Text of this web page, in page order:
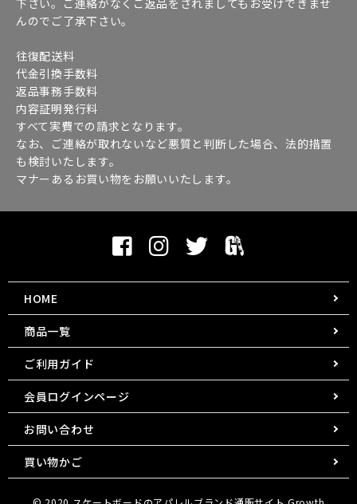
下さい。ご連絡がなくご返品をされましてもお受けできませ
んのでご了承下さい。
往復配送料
代金引換手数料
返品事務手数料
内容証明発行料
すべて実費での請求となります。
なお、ご連絡が取れないなど悪質と判断した場合、法的措置
も検討いたします。
マナーあるお買い物をお願いいたします。
HOME
商品一覧
ご利用ガイド
会員ログインページ
お問い合わせ
買い物かご